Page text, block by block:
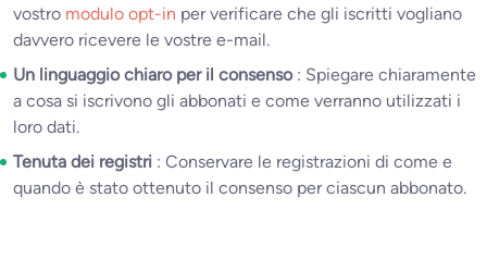
vostro modulo opt-in per verificare che gli iscritti vogliano
davvero ricevere le vostre e-mail.
Un linguaggio chiaro per il consenso : Spiegare chiaramente
a cosa si iscrivono gli abbonati e come verranno utilizzati i
loro dati.
Tenuta dei registri : Conservare le registrazioni di come e
quando è stato ottenuto il consenso per ciascun abbonato.